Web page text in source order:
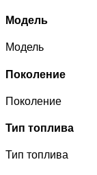
Модель
Модель
Поколение
Поколение
Тип топлива
Тип топлива